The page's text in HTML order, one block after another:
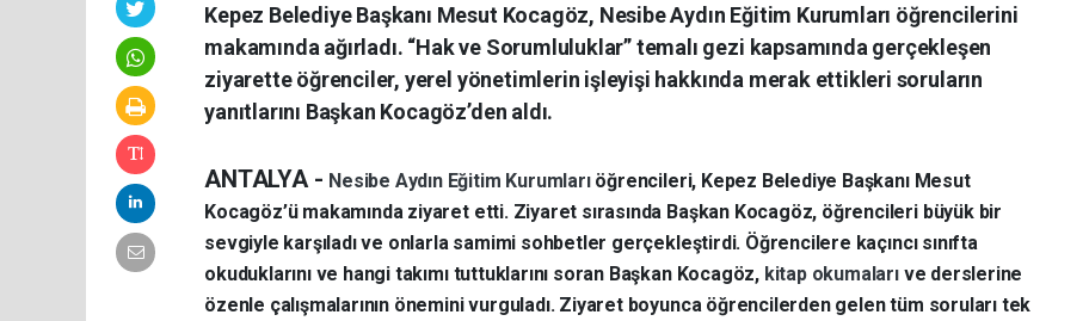
Kepez Belediye Başkanı Mesut Kocagöz, Nesibe Aydın Eğitim Kurumları öğrencilerini
makamında ağırladı. “Hak ve Sorumluluklar” temalı gezi kapsamında gerçekleşen
ziyarette öğrenciler, yerel yönetimlerin işleyişi hakkında merak ettikleri soruların
yanıtlarını Başkan Kocagöz’den aldı.
ANTALYA - Nesibe Aydın Eğitim Kurumları öğrencileri, Kepez Belediye Başkanı Mesut
Kocagöz’ü makamında ziyaret etti. Ziyaret sırasında Başkan Kocagöz, öğrencileri büyük bir
sevgiyle karşıladı ve onlarla samimi sohbetler gerçekleştirdi. Öğrencilere kaçıncı sınıfta
okuduklarını ve hangi takımı tuttuklarını soran Başkan Kocagöz, kitap okumaları ve derslerine
özenle çalışmalarının önemini vurguladı. Ziyaret boyunca öğrencilerden gelen tüm soruları tek